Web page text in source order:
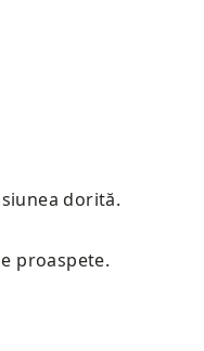
dorită.
proaspete.